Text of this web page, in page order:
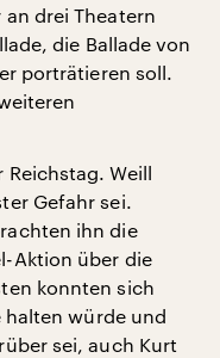
drei Theatern
die Ballade von
porträtieren soll.
Reichstag. Weill
Gefahr sei.
ihn die
Aktion über die
konnten sich
halten würde und
sei, auch Kurt